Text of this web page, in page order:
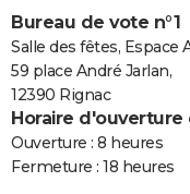
Bricolage
Lifestyle
Culture
Sport
Auto
Television
Voyage
Cinema
Bureau de vote n°1
Salle des fêtes, Espace
59 place André Jarlan,
12390 Rignac
Horaire
Ouverture : 8 heures
Fermeture : 18 heures